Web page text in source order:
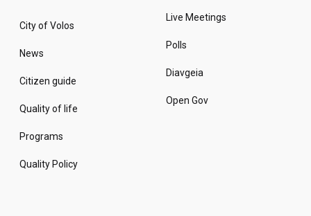
City of Volos
News
Citizen guide
Quality of life
Programs
Quality Policy
Live Meetings
Polls
Diavgeia
Open Gov